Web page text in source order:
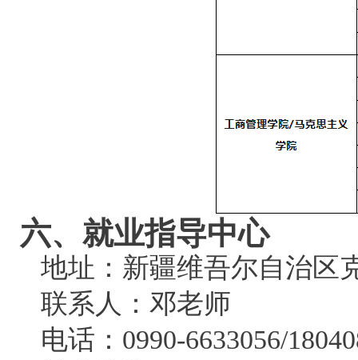
六、就业指导中心
地址：新疆维吾尔自治区
联系人：邓老师
电话：0990-6633056/